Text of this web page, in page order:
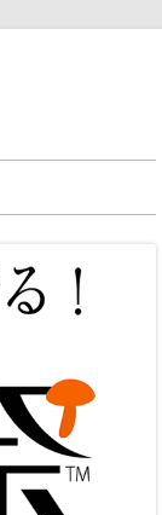
2025総合案内
2024ニュース
2024店舗案内
2024出店者様向け
2023店舗検索
2023アクセサリ
2023雑貨